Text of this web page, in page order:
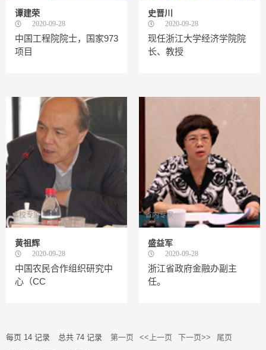
谭建荣
2020-09-28
中国工程院院士，国家973
项目
史晋川
2020-09-28
现任浙江大学经济学院院
长、教授
本校专家
黄祖辉
2020-09-28
中国农民合作组织研究中
心（CC
省内专家
盛益军
2020-09-28
浙江省政府金融办副主
任。
每页 14 记录 总共 74 记录 第一页 <<上一页 下一页>>
尾页